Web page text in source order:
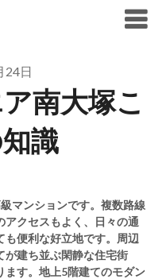
24日
南大塚こ
識
マンションです。複数路線
アクセスもよく、日々の通
も便利な好立地です。周辺
が建ち並ぶ閑静な住宅街
ます。地上5階建てのモダン